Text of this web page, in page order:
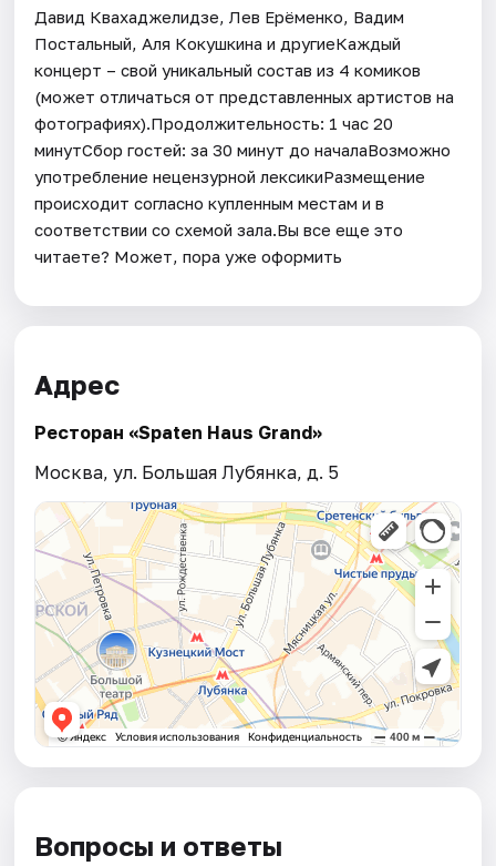
Давид Квахаджелидзе, Лев Ерёменко, Вадим
Постальный, Аля Кокушкина и другиеКаждый
концерт – свой уникальный состав из 4 комиков
(может отличаться от представленных артистов на
фотографиях).Продолжительность: 1 час 20
минутСбор гостей: за 30 минут до началаВозможно
употребление нецензурной лексикиРазмещение
происходит согласно купленным местам и в
соответствии со схемой зала.Вы все еще это
читаете? Может, пора уже оформить
Адрес
Ресторан «Spaten Haus Grand»
Москва, ул. Большая Лубянка, д. 5
Вопросы и ответы